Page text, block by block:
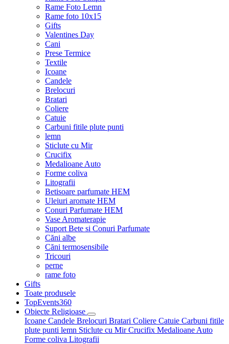
Rame Foto Lemn
Rame foto 10x15
Gifts
Valentines Day
Cani
Prese Termice
Textile
Icoane
Candele
Brelocuri
Bratari
Coliere
Catuie
Carbuni fitile plute punti
lemn
Sticlute cu Mir
Crucifix
Medalioane Auto
Forme coliva
Litografii
Betisoare parfumate HEM
Uleiuri aromate HEM
Conuri Parfumate HEM
Vase Aromaterapie
Suport Bete si Conuri Parfumate
Căni albe
Căni termosensibile
Tricouri
perne
rame foto
Gifts
Toate produsele
TopEvents360
Obiecte Religioase
Icoane Candele Brelocuri Bratari Coliere Catuie Carbuni fitile
plute punti lemn Sticlute cu MirCrucifix Medalioane Auto
Forme coliva Litografii